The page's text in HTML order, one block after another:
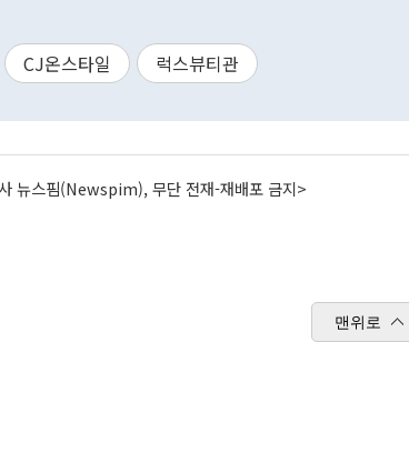
CJ온스타일 럭스뷰티관
뉴스핌(Newspim), 무단 전재-재배포 금지>
맨위로